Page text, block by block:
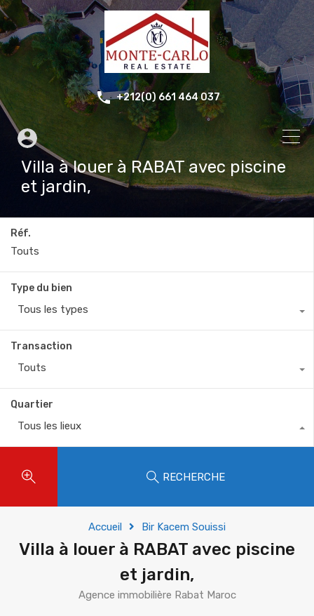
+212(0) 661 464 037
Villa à louer à RABAT avec piscine
et jardin,
Réf.
Type du bien
Tous les types
Transaction
Touts
Quartier
Tous les lieux
RECHERCHE
Accueil Bir Kacem Souissi
Villa à louer à RABAT avec piscine
et jardin,
Agence immobilière Rabat Maroc